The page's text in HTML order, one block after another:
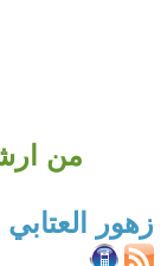
من ارشيف
زهور العتابي